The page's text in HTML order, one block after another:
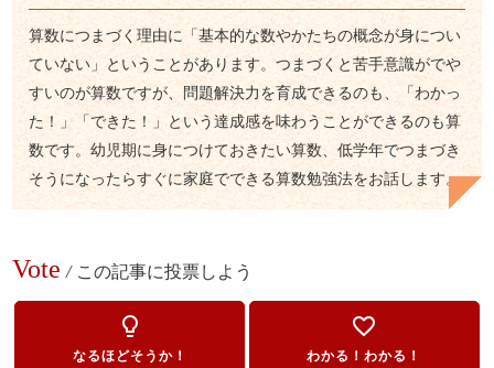
算数につまづく理由に「基本的な数やかたちの概念が身につい
ていない」ということがあります。つまづくと苦手意識がでや
すいのが算数ですが、問題解決力を育成できるのも、「わかっ
た！」「できた！」という達成感を味わうことができるのも算
数です。幼児期に身につけておきたい算数、低学年でつまづき
そうになったらすぐに家庭でできる算数勉強法をお話します。
Vote / この記事に投票しよう
lightbulb_outline
なるほどそうか！
favorite_border
わかる！わかる！